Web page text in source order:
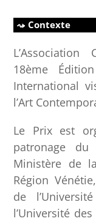
Contexte
18ème
International
l’Art
Le Prix est
patronage
Ministère de
Région
de
l’Université